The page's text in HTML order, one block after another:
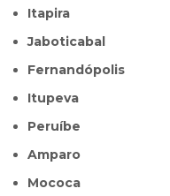
Itapira
Jaboticabal
Fernandópolis
Itupeva
Peruíbe
Amparo
Mococa